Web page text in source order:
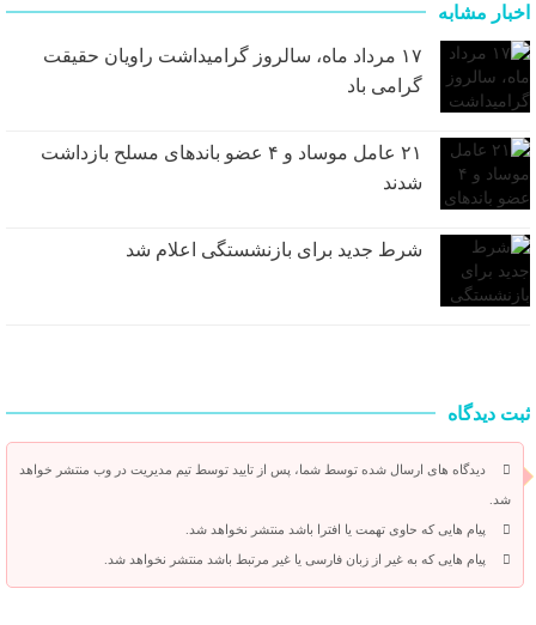
اخبار مشابه
۱۷ مرداد ماه، سالروز گرامیداشت راویان حقیقت
گرامی باد
۲۱ عامل موساد و ۴ عضو باند‌های مسلح بازداشت
شدند
شرط جدید برای بازنشستگی اعلام شد
ثبت دیدگاه
دیدگاه های ارسال شده توسط شما، پس از تایید توسط تیم مدیریت در وب منتشر خواهد
شد.
پیام هایی که حاوی تهمت یا افترا باشد منتشر نخواهد شد.
پیام هایی که به غیر از زبان فارسی یا غیر مرتبط باشد منتشر نخواهد شد.